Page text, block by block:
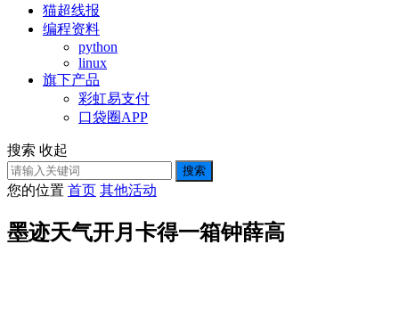
猫超线报
编程资料
python
linux
旗下产品
彩虹易支付
口袋圈APP
搜索 收起
搜索
您的位置 首页 其他活动
墨迹天气开月卡得一箱钟薛高